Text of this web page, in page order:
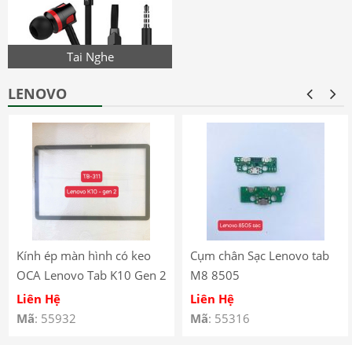
Tai Nghe
LENOVO
Kính ép màn hình có keo
OCA Lenovo Tab K10 Gen 2
(2025) – TB-311
Liên Hệ
Mã: 55932
Cụm chân Sạc Lenovo tab
M8 8505
Liên Hệ
Mã: 55316